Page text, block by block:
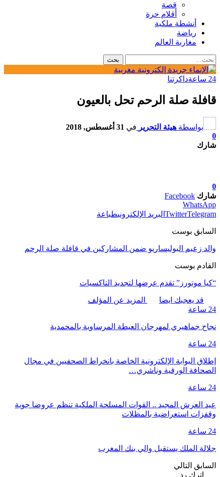
قصة
أقلام حرة
أنشطة ملكية
رياضة
مغاربة العالم
24 ساعة داكرتنا
قافلة صلة الرحم تحل بالعيون
بواسطة هيئة التحرير في 31 أغسطس, 2018
0
شارك
0
شارك Facebook
WhatsApp
TwitterTelegram البريد الإلكترونيطباعة
السابق بوست
والد زعيم البوليساريو ضمن المشاركين في قافلة صلة الرحم
القادم بوست
“كيا موتورز” تقدم عرضها لتجديد التاكسيات
قد يعجبك ايضا
المزيد عن المؤلف
24 ساعة
نجاح جماهيري لمهرجان العيطة المرساوية بالمحمدية
24 ساعة
إطلاق البوابة الإلكترونية الخاصة بانخراط الصحفيين في مجال
الصحافة الورقية وناشري…
24 ساعة
عيد العرش المجيد .. القوات المسلحة الملكية تنظم عروضا جوية
وقفزات استعراضية بالمظلات
24 ساعة
جلالة الملك يستقبل والي بنك المغرب
السابق التالي
اترك رد